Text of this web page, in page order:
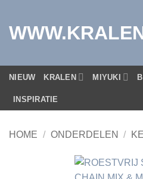
inhoud
NIEUW KRALEN MIYUKI
INSPIRATIE
HOME / ONDERDELEN /